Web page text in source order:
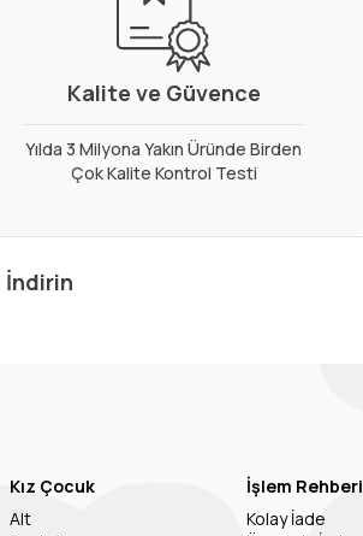
Kalite ve Güvence
Yılda 3 Milyona Yakın Üründe Birden
Çok Kalite Kontrol Testi
İndirin
Kız Çocuk
Alt
İşlem Rehberi
Kolay İade